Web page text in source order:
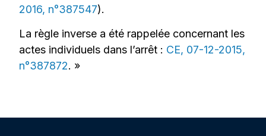
2016, n°387547).
La règle inverse a été rappelée concernant les
actes individuels dans l’arrêt : CE, 07-12-2015,
n°387872. »